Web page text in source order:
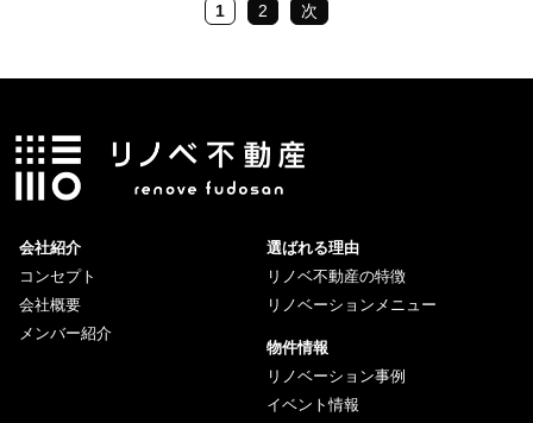
1 2 次
会社紹介
コンセプト
会社概要
メンバー紹介
選ばれる理由
リノベ不動産の特徴
リノベーションメニュー
物件情報
リノベーション事例
イベント情報